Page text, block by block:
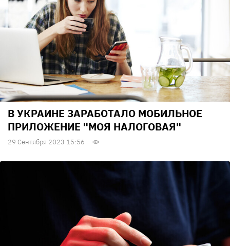
В УКРАИНЕ ЗАРАБОТАЛО МОБИЛЬНОЕ
ПРИЛОЖЕНИЕ "МОЯ НАЛОГОВАЯ"
29 Сентября 2023 15:56